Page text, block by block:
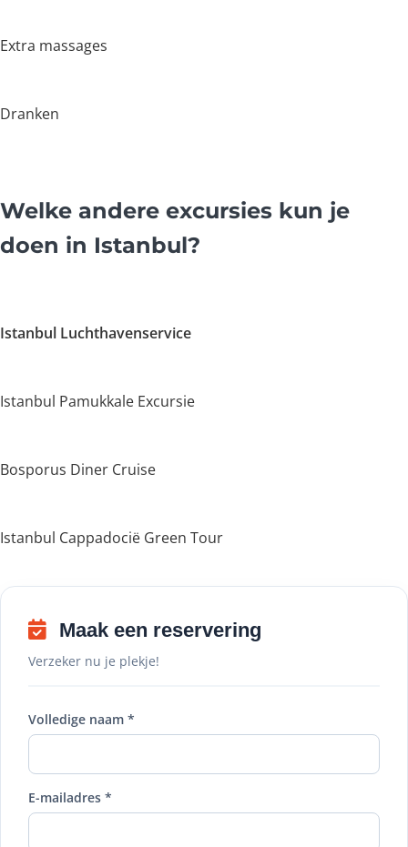
Extra massages
Dranken
Welke andere excursies kun je
doen in Istanbul?
Istanbul Luchthavenservice
Istanbul Pamukkale Excursie
Bosporus Diner Cruise
Istanbul Cappadocië Green Tour
Maak een reservering
Verzeker nu je plekje!
Volledige naam *
E-mailadres *